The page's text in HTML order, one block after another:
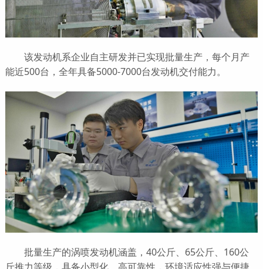
该发动机系企业自主研发并已实现批量生产，每个月产
能近500台，全年具备5000-7000台发动机交付能力。
批量生产的涡喷发动机涵盖，40公斤、65公斤、160公